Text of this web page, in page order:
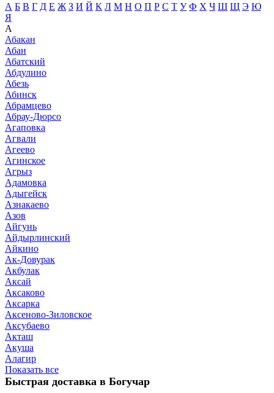
А Б В Г Д Е Ж З И Й К Л М Н О П Р С Т У Ф Х Ч Ш Щ Э Ю
Я
А
Абакан
Абан
Абатский
Абдулино
Абезь
Абинск
Абрамцево
Абрау-Дюрсо
Агаповка
Агвали
Агеево
Агинское
Агрыз
Адамовка
Адыгейск
Азнакаево
Азов
Айгунь
Айдырлинский
Айкино
Ак-Довурак
Акбулак
Аксай
Аксаково
Аксарка
Аксеново-Зиловское
Аксубаево
Акташ
Акуша
Алагир
Показать все
Быстрая доставка в Богучар